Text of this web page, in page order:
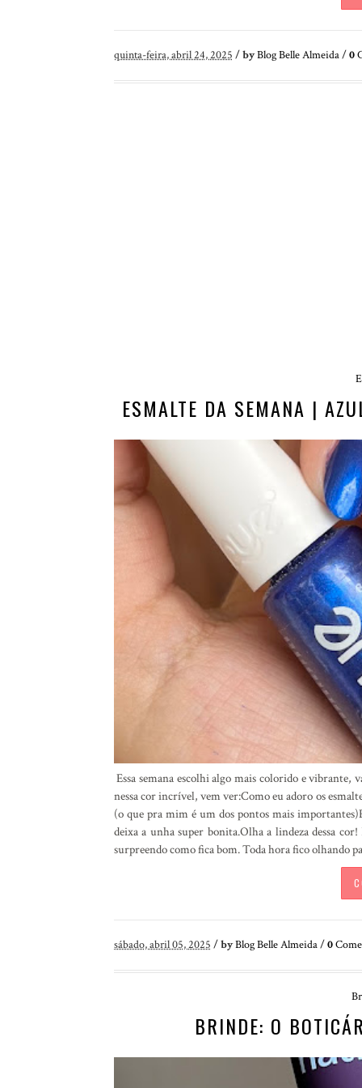
quinta-feira, abril 24, 2025 /byBlog Belle Almeida/0
ESMALTE DA SEMANA |
Essa semana escolhi algo mais colorido e vibrante,
nessa cor incrível, vem ver:Como eu adoro os
(o que pra mim é um dos pontos mais
deixa a unha super bonita.Olha a lindeza dessa
surpreendo como fica bom. Toda hora fico olhando
sábado, abril 05, 2025 /byBlog Belle Almeida/0
BRINDE: O